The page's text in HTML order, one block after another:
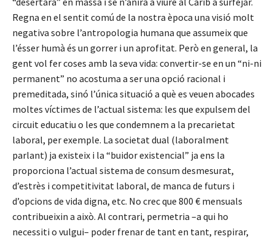
Regna en el sentit comú de la nostra època una visió molt
negativa sobre l’antropologia humana que assumeix que
l’ésser humà és un gorrer i un aprofitat. Però en general, la
gent vol fer coses amb la seva vida: convertir-se en un “ni-ni
permanent” no acostuma a ser una opció racional i
premeditada, sinó l’única situació a què es veuen abocades
moltes víctimes de l’actual sistema: les que expulsem del
circuit educatiu o les que condemnem a la precarietat
laboral, per exemple. La societat dual (laboralment
parlant) ja existeix i la “buidor existencial” ja ens la
proporciona l’actual sistema de consum desmesurat,
d’estrès i competitivitat laboral, de manca de futurs i
d’opcions de vida digna, etc. No crec que 800 € mensuals
contribueixin a això. Al contrari, permetria –a qui ho
necessiti o vulgui– poder frenar de tant en tant, respirar,